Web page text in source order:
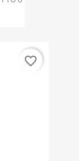
favorite_border